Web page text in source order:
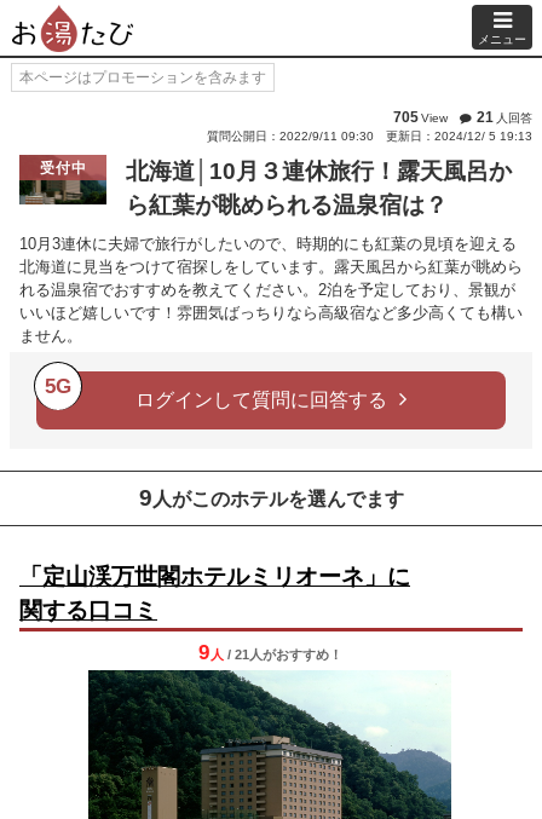
メニュー
本ページはプロモーションを含みます
705View 21 人回答
質問公開日：2022/9/11 09:30
更新日：2024/12/ 5 19:13
受付中
北海道│10月３連休旅行！露天風呂か
ら紅葉が眺められる温泉宿は？
10月3連休に夫婦で旅行がしたいので、時期的にも紅葉の見頃を迎える
北海道に見当をつけて宿探しをしています。露天風呂から紅葉が眺めら
れる温泉宿でおすすめを教えてください。2泊を予定しており、景観が
いいほど嬉しいです！雰囲気ばっちりなら高級宿など多少高くても構い
ません。
5G
ログインして質問に回答する
9 人がこのホテルを選んでます
「定山渓万世閣ホテルミリオーネ」に
関する口コミ
9 人 / 21人がおすすめ！